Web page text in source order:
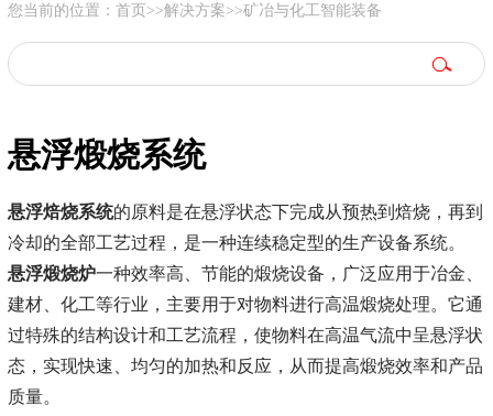
您当前的位置： 首页>>解决方案>>矿冶与化工智能装备
悬浮煅烧系统
悬浮焙烧系统的原料是在悬浮状态下完成从预热到焙烧，再到
冷却的全部工艺过程，是一种连续稳定型的生产设备系统。
悬浮煅烧炉一种效率高、节能的煅烧设备，广泛应用于冶金、
建材、化工等行业，主要用于对物料进行高温煅烧处理。它通
过特殊的结构设计和工艺流程，使物料在高温气流中呈悬浮状
态，实现快速、均匀的加热和反应，从而提高煅烧效率和产品
质量。